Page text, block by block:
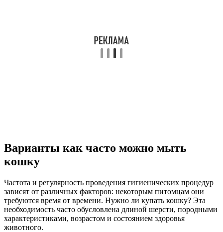
Варианты как часто можно мыть
кошку
Частота и регулярность проведения гигиенических процедур
зависят от различных факторов: некоторым питомцам они
требуются время от времени. Нужно ли купать кошку? Эта
необходимость часто обусловлена длиной шерсти, породными
характеристиками, возрастом и состоянием здоровья
животного.